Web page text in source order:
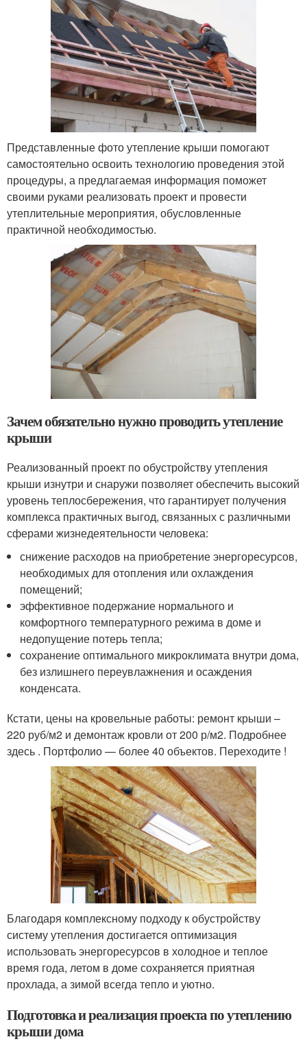
Представленные фото утепление крыши помогают
самостоятельно освоить технологию проведения этой
процедуры, а предлагаемая информация поможет
своими руками реализовать проект и провести
утеплительные мероприятия, обусловленные
практичной необходимостью.
Зачем обязательно нужно проводить утепление
крыши
Реализованный проект по обустройству утепления
крыши изнутри и снаружи позволяет обеспечить высокий
уровень теплосбережения, что гарантирует получения
комплекса практичных выгод, связанных с различными
сферами жизнедеятельности человека:
снижение расходов на приобретение энергоресурсов,
необходимых для отопления или охлаждения
помещений;
эффективное подержание нормального и
комфортного температурного режима в доме и
недопущение потерь тепла;
сохранение оптимального микроклимата внутри дома,
без излишнего переувлажнения и осаждения
конденсата.
Кстати, цены на кровельные работы: ремонт крыши –
220 руб/м2 и демонтаж кровли от 200 р/м2. Подробнее
здесь . Портфолио — более 40 объектов. Переходите !
Благодаря комплексному подходу к обустройству
систему утепления достигается оптимизация
использовать энергоресурсов в холодное и теплое
время года, летом в доме сохраняется приятная
прохлада, а зимой всегда тепло и уютно.
Подготовка и реализация проекта по утеплению
крыши дома